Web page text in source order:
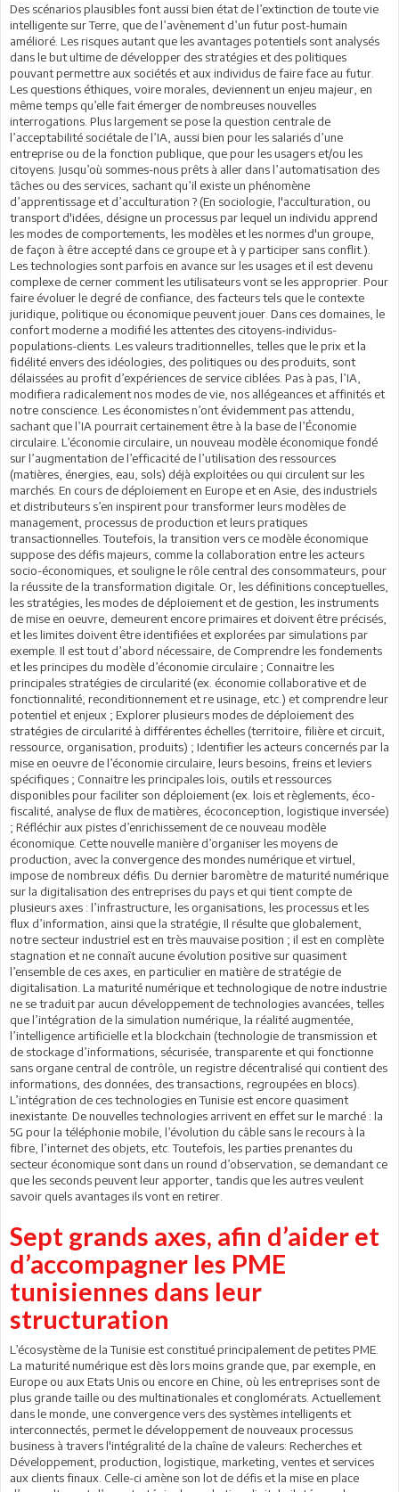
Des scénarios plausibles font aussi bien état de l’extinction de toute vie
intelligente sur Terre, que de l’avènement d’un futur post-humain
amélioré. Les risques autant que les avantages potentiels sont analysés
dans le but ultime de développer des stratégies et des politiques
pouvant permettre aux sociétés et aux individus de faire face au futur.
Les questions éthiques, voire morales, deviennent un enjeu majeur, en
même temps qu’elle fait émerger de nombreuses nouvelles
interrogations. Plus largement se pose la question centrale de
l’acceptabilité sociétale de l’IA, aussi bien pour les salariés d’une
entreprise ou de la fonction publique, que pour les usagers et/ou les
citoyens. Jusqu’où sommes-nous prêts à aller dans l’automatisation des
tâches ou des services, sachant qu’il existe un phénomène
d’apprentissage et d’acculturation ? (En sociologie, l'acculturation, ou
transport d'idées, désigne un processus par lequel un individu apprend
les modes de comportements, les modèles et les normes d'un groupe,
de façon à être accepté dans ce groupe et à y participer sans conflit.).
Les technologies sont parfois en avance sur les usages et il est devenu
complexe de cerner comment les utilisateurs vont se les approprier. Pour
faire évoluer le degré de confiance, des facteurs tels que le contexte
juridique, politique ou économique peuvent jouer. Dans ces domaines, le
confort moderne a modifié les attentes des citoyens-individus-
populations-clients. Les valeurs traditionnelles, telles que le prix et la
fidélité envers des idéologies, des politiques ou des produits, sont
délaissées au profit d’expériences de service ciblées. Pas à pas, l’IA,
modifiera radicalement nos modes de vie, nos allégeances et affinités et
notre conscience. Les économistes n’ont évidemment pas attendu,
sachant que l’IA pourrait certainement être à la base de l’Économie
circulaire. L’économie circulaire, un nouveau modèle économique fondé
sur l’augmentation de l’efficacité de l’utilisation des ressources
(matières, énergies, eau, sols) déjà exploitées ou qui circulent sur les
marchés. En cours de déploiement en Europe et en Asie, des industriels
et distributeurs s’en inspirent pour transformer leurs modèles de
management, processus de production et leurs pratiques
transactionnelles. Toutefois, la transition vers ce modèle économique
suppose des défis majeurs, comme la collaboration entre les acteurs
socio-économiques, et souligne le rôle central des consommateurs, pour
la réussite de la transformation digitale. Or, les définitions conceptuelles,
les stratégies, les modes de déploiement et de gestion, les instruments
de mise en oeuvre, demeurent encore primaires et doivent être précisés,
et les limites doivent être identifiées et explorées par simulations par
exemple. Il est tout d’abord nécessaire, de Comprendre les fondements
et les principes du modèle d’économie circulaire ; Connaitre les
principales stratégies de circularité (ex. économie collaborative et de
fonctionnalité, reconditionnement et re usinage, etc.) et comprendre leur
potentiel et enjeux ; Explorer plusieurs modes de déploiement des
stratégies de circularité à différentes échelles (territoire, filière et circuit,
ressource, organisation, produits) ; Identifier les acteurs concernés par la
mise en oeuvre de l’économie circulaire, leurs besoins, freins et leviers
spécifiques ; Connaitre les principales lois, outils et ressources
disponibles pour faciliter son déploiement (ex. lois et règlements, éco-
fiscalité, analyse de flux de matières, écoconception, logistique inversée)
; Réfléchir aux pistes d’enrichissement de ce nouveau modèle
économique. Cette nouvelle manière d’organiser les moyens de
production, avec la convergence des mondes numérique et virtuel,
impose de nombreux défis. Du dernier baromètre de maturité numérique
sur la digitalisation des entreprises du pays et qui tient compte de
plusieurs axes : l’infrastructure, les organisations, les processus et les
flux d’information, ainsi que la stratégie, Il résulte que globalement,
notre secteur industriel est en très mauvaise position ; il est en complète
stagnation et ne connaît aucune évolution positive sur quasiment
l’ensemble de ces axes, en particulier en matière de stratégie de
digitalisation. La maturité numérique et technologique de notre industrie
ne se traduit par aucun développement de technologies avancées, telles
que l’intégration de la simulation numérique, la réalité augmentée,
l’intelligence artificielle et la blockchain (technologie de transmission et
de stockage d’informations, sécurisée, transparente et qui fonctionne
sans organe central de contrôle, un registre décentralisé qui contient des
informations, des données, des transactions, regroupées en blocs).
L’intégration de ces technologies en Tunisie est encore quasiment
inexistante. De nouvelles technologies arrivent en effet sur le marché : la
5G pour la téléphonie mobile, l’évolution du câble sans le recours à la
fibre, l’internet des objets, etc. Toutefois, les parties prenantes du
secteur économique sont dans un round d’observation, se demandant ce
que les seconds peuvent leur apporter, tandis que les autres veulent
savoir quels avantages ils vont en retirer.
Sept grands axes, afin d’aider et
d’accompagner les PME
tunisiennes dans leur
structuration
L’écosystème de la Tunisie est constitué principalement de petites PME.
La maturité numérique est dès lors moins grande que, par exemple, en
Europe ou aux Etats Unis ou encore en Chine, où les entreprises sont de
plus grande taille ou des multinationales et conglomérats. Actuellement
dans le monde, une convergence vers des systèmes intelligents et
interconnectés, permet le développement de nouveaux processus
business à travers l'intégralité de la chaîne de valeurs: Recherches et
Développement, production, logistique, marketing, ventes et services
aux clients finaux. Celle-ci amène son lot de défis et la mise en place